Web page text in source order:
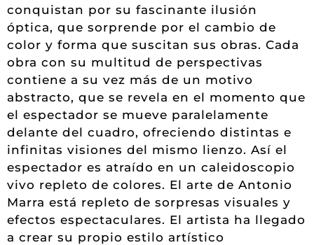
conquistan por su fascinante ilusión
óptica, que sorprende por el cambio de
color y forma que suscitan sus obras. Cada
obra con su multitud de perspectivas
contiene a su vez más de un motivo
abstracto, que se revela en el momento que
el espectador se mueve paralelamente
delante del cuadro, ofreciendo distintas e
infinitas visiones del mismo lienzo. Así el
espectador es atraído en un caleidoscopio
vivo repleto de colores. El arte de Antonio
Marra está repleto de sorpresas visuales y
efectos espectaculares. El artista ha llegado
a crear su propio estilo artístico